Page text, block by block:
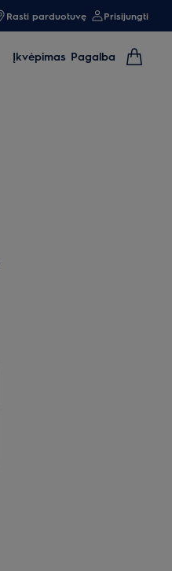
Rasti parduotuvę Prisijungti
Įkvėpimas Pagalba